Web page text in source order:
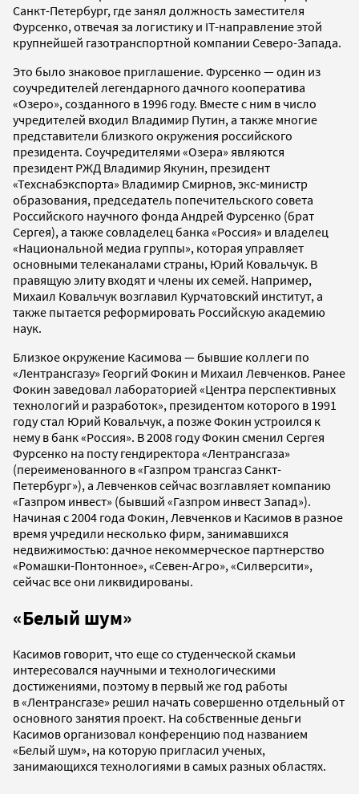
Санкт-Петербург, где занял должность заместителя
Фурсенко, отвечая за логистику и IT-направление этой
крупнейшей газотранспортной компании Северо-Запада.
Это было знаковое приглашение. Фурсенко — один из
соучредителей легендарного дачного кооператива
«Озеро», созданного в 1996 году. Вместе с ним в число
учредителей входил Владимир Путин, а также многие
представители близкого окружения российского
президента. Соучредителями «Озера» являются
президент РЖД Владимир Якунин, президент
«Техснабэкспорта» Владимир Смирнов, экс-министр
образования, председатель попечительского совета
Российского научного фонда Андрей Фурсенко (брат
Сергея), а также совладелец банка «Россия» и владелец
«Национальной медиа группы», которая управляет
основными телеканалами страны, Юрий Ковальчук. В
правящую элиту входят и члены их семей. Например,
Михаил Ковальчук возглавил Курчатовский институт, а
также пытается реформировать Российскую академию
наук.
Близкое окружение Касимова — бывшие коллеги по
«Лентрансгазу» Георгий Фокин и Михаил Левченков. Ранее
Фокин заведовал лабораторией «Центра перспективных
технологий и разработок», президентом которого в 1991
году стал Юрий Ковальчук, а позже Фокин устроился к
нему в банк «Россия». В 2008 году Фокин сменил Сергея
Фурсенко на посту гендиректора «Лентрансгаза»
(переименованного в «Газпром трансгаз Санкт-
Петербург»), а Левченков сейчас возглавляет компанию
«Газпром инвест» (бывший «Газпром инвест Запад»).
Начиная с 2004 года Фокин, Левченков и Касимов в разное
время учредили несколько фирм, занимавшихся
недвижимостью: дачное некоммерческое партнерство
«Ромашки-Понтонное», «Севен-Агро», «Силверсити»,
сейчас все они ликвидированы.
«Белый шум»
Касимов говорит, что еще со студенческой скамьи
интересовался научными и технологическими
достижениями, поэтому в первый же год работы
в «Лентрансгазе» решил начать совершенно отдельный от
основного занятия проект. На собственные деньги
Касимов организовал конференцию под названием
«Белый шум», на которую пригласил ученых,
занимающихся технологиями в самых разных областях.